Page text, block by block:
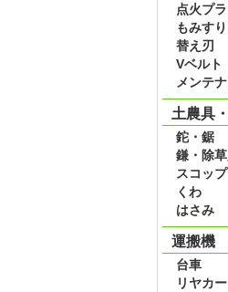
点火プ
もみす
替え刃
Vベルト
メンテ
土農具
鉈・鋸
鎌・除
スコップ
くわ
はさみ
運搬機
台車
リヤカー